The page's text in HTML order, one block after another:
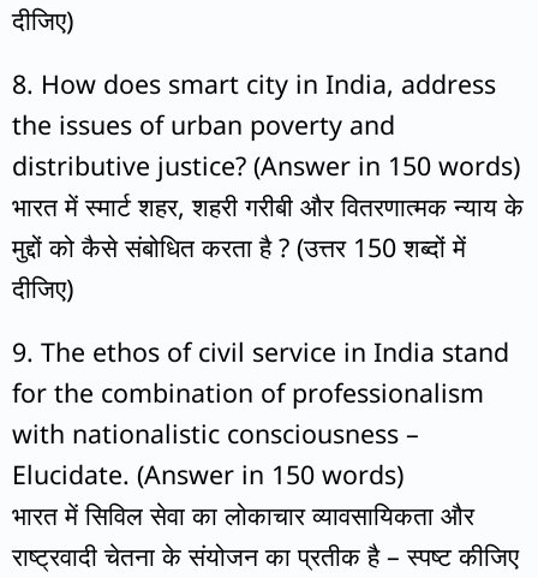
दीजिए)
8. How does smart city in India, address
the issues of urban poverty and
distributive justice? (Answer in 150 words)
भारत में स्मार्ट शहर, शहरी गरीबी और वितरणात्मक न्याय के
मुद्दों को कैसे संबोधित करता है ? (उत्तर 150 शब्दों में
दीजिए)
9. The ethos of civil service in India stand
for the combination of professionalism
with nationalistic consciousness –
Elucidate. (Answer in 150 words)
भारत में सिविल सेवा का लोकाचार व्यावसायिकता और
राष्ट्रवादी चेतना के संयोजन का प्रतीक है – स्पष्ट कीजिए